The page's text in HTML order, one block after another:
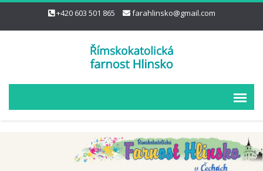
+420 603 501 865 farahlinsko@gmail.com